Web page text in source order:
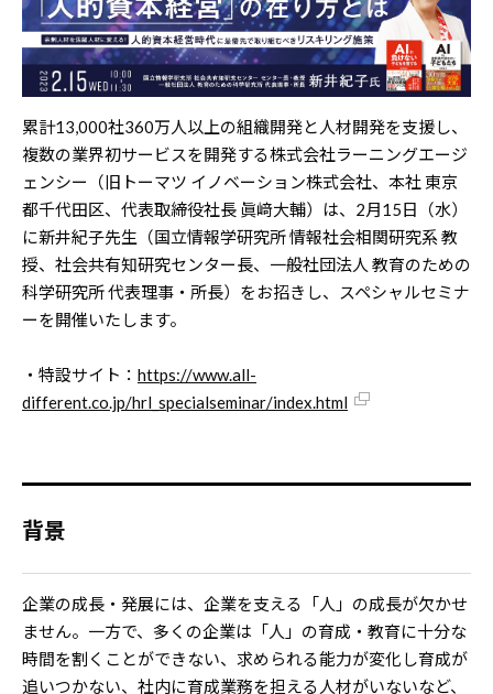
累計13,000社360万人以上の組織開発と人材開発を支援し、
複数の業界初サービスを開発する株式会社ラーニングエージ
ェンシー（旧トーマツ イノベーション株式会社、本社 東京
都千代田区、代表取締役社長 眞﨑大輔）は、2月15日（水）
に新井紀子先生（国立情報学研究所 情報社会相関研究系 教
授、社会共有知研究センター長、一般社団法人 教育のための
科学研究所 代表理事・所長）をお招きし、スペシャルセミナ
ーを開催いたします。
・特設サイト： https://www.all-
different.co.jp/hrl_specialseminar/index.html
背景
企業の成長・発展には、企業を支える「人」の成長が欠かせ
ません。一方で、多くの企業は「人」の育成・教育に十分な
時間を割くことができない、求められる能力が変化し育成が
追いつかない、社内に育成業務を担える人材がいないなど、